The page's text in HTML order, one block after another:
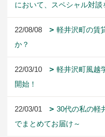
において、スペシャル対談
22/08/08
軽井沢町の賃
か？
22/03/10
軽井沢町風越
開始！
22/03/01
30代の私の
でまとめてお届け～